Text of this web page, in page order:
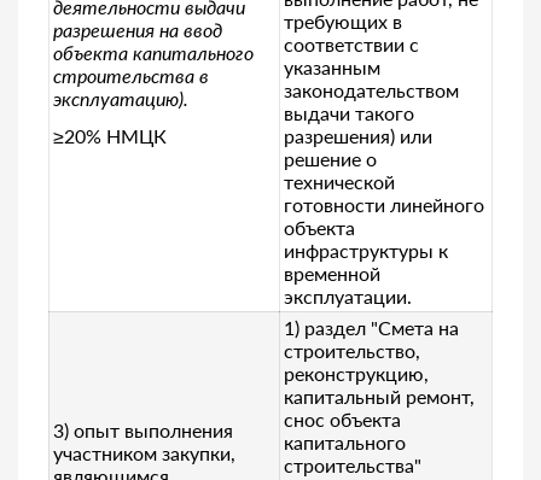
деятельности выдачи
разрешения на ввод
объекта капитального
строительства в
эксплуатацию).
≥20% НМЦК
требующих в
соответствии с
указанным
законодательством
выдачи такого
разрешения) или
решение о
технической
готовности линейного
объекта
инфраструктуры к
временной
эксплуатации.
3) опыт выполнения
участником закупки,
1) раздел "Смета на
строительство,
реконструкцию,
капитальный ремонт,
снос объекта
капитального
строительства"